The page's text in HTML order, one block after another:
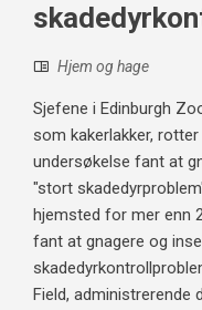
Hjem og hage
Sjefene i Edinburgh
som kakerlakker,
undersøkelse fant at
"stort
hjemsted for mer enn
fant at gnagere og
Field, administrerende